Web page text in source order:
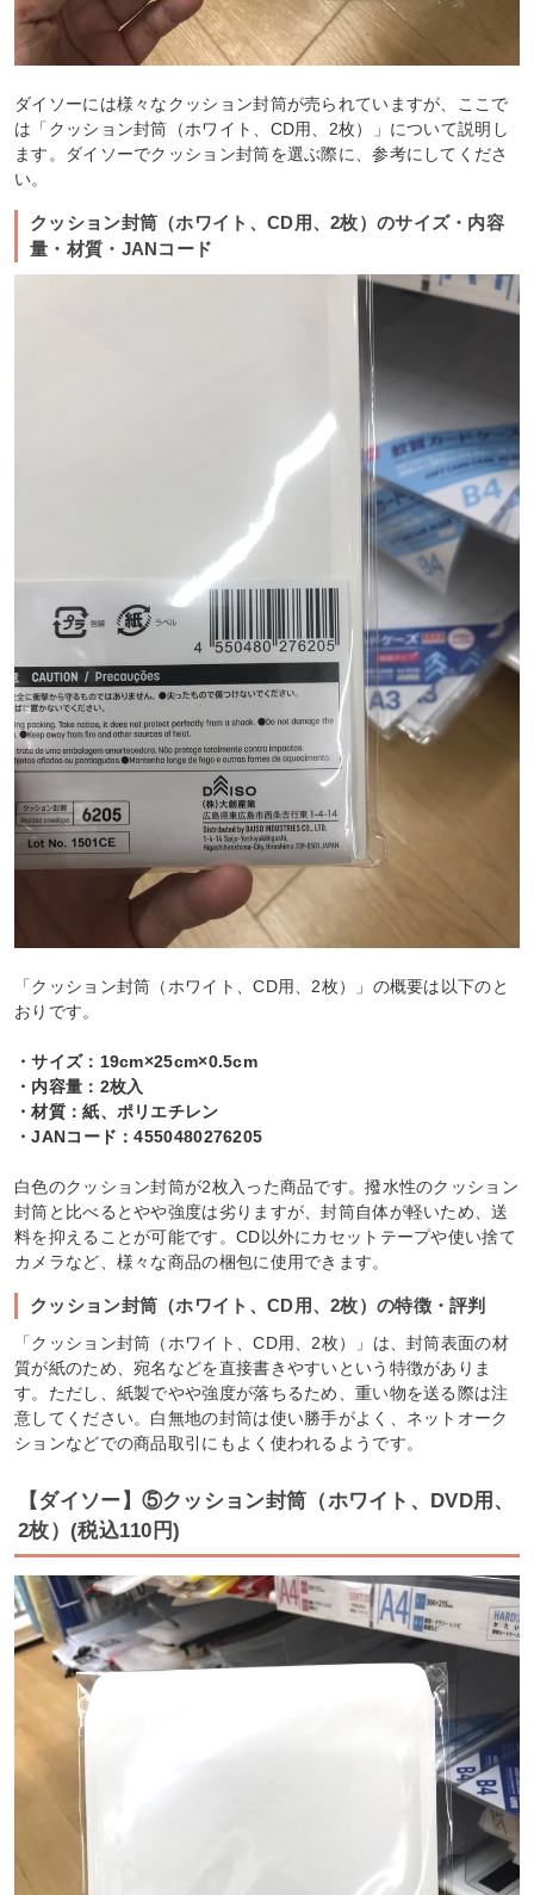
ダイソーには様々なクッション封筒が売られていますが、ここで
は「クッション封筒（ホワイト、CD用、2枚）」について説明し
ます。ダイソーでクッション封筒を選ぶ際に、参考にしてくださ
い。
クッション封筒（ホワイト、CD用、2枚）のサイズ・内容
量・材質・JANコード
「クッション封筒（ホワイト、CD用、2枚）」の概要は以下のと
おりです。
・サイズ：19cm×25cm×0.5cm
・内容量：2枚入
・材質：紙、ポリエチレン
・JANコード：4550480276205
白色のクッション封筒が2枚入った商品です。撥水性のクッション
封筒と比べるとやや強度は劣りますが、封筒自体が軽いため、送
料を抑えることが可能です。CD以外にカセットテープや使い捨て
カメラなど、様々な商品の梱包に使用できます。
クッション封筒（ホワイト、CD用、2枚）の特徴・評判
「クッション封筒（ホワイト、CD用、2枚）」は、封筒表面の材
質が紙のため、宛名などを直接書きやすいという特徴がありま
す。ただし、紙製でやや強度が落ちるため、重い物を送る際は注
意してください。白無地の封筒は使い勝手がよく、ネットオーク
ションなどでの商品取引にもよく使われるようです。
【ダイソー】⑤クッション封筒（ホワイト、DVD用、
2枚）(税込110円)